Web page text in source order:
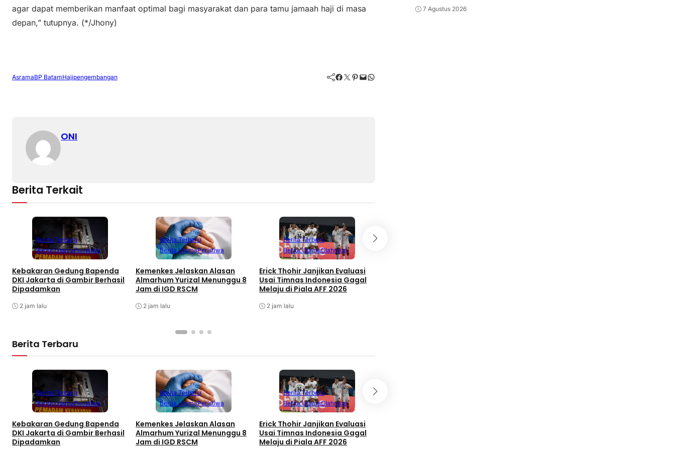
agar dapat memberikan manfaat optimal bagi masyarakat dan para tamu jamaah haji di masa
depan,” tutupnya. (*/Jhony)
AsramaBP BatamHajipengembangan Facebook Twitter Pinterest Mail WhatsApp
ONI
Berita Terkait
Berita Terbaru
Berita UtamaPeristiwa
Kebakaran Gedung Bapenda
DKI Jakarta di Gambir Berhasil
Dipadamkan
2 jam lalu
Berita Terbaru
Berita UtamaPeristiwa
Kemenkes Jelaskan Alasan
Almarhum Yurizal Menunggu 8
Jam di IGD RSCM
2 jam lalu
Berita Terbaru
Berita UtamaOlahraga
Erick Thohir Janjikan Evaluasi
Usai Timnas Indonesia Gagal
Melaju di Piala AFF 2026
2 jam lalu
Berita Terbaru
Berita Terbaru
Berita UtamaPeristiwa
Kebakaran Gedung Bapenda
DKI Jakarta di Gambir Berhasil
Dipadamkan
Berita Terbaru
Berita UtamaPeristiwa
Kemenkes Jelaskan Alasan
Almarhum Yurizal Menunggu 8
Jam di IGD RSCM
Berita Terbaru
Berita UtamaOlahraga
Erick Thohir Janjikan Evaluasi
Usai Timnas Indonesia Gagal
Melaju di Piala AFF 2026
7 Agustus 2026